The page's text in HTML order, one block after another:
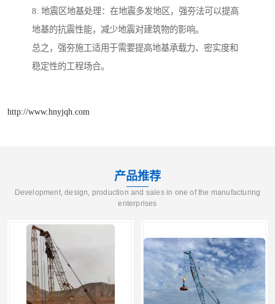
8. 地震区地基处理：在地震多发地区，强夯法可以提高
地基的抗震性能，减少地震对建筑物的影响。
总之，强夯施工适用于需要提高地基承载力、密实度和
稳定性的工程场合。
http://www.hnyjqh.com
产品推荐
Development, design, production and sales in one of the manufacturing
enterprises